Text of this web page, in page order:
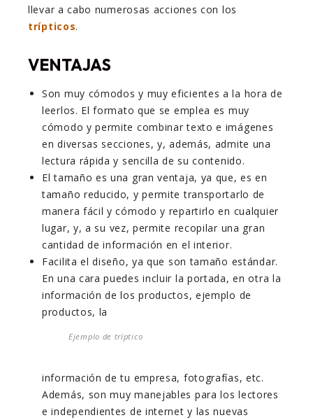
llevar a cabo numerosas acciones con los
trípticos.
VENTAJAS
Son muy cómodos y muy eficientes a la hora de
leerlos. El formato que se emplea es muy
cómodo y permite combinar texto e imágenes
en diversas secciones, y, además, admite una
lectura rápida y sencilla de su contenido.
El tamaño es una gran ventaja, ya que, es en
tamaño reducido, y permite transportarlo de
manera fácil y cómodo y repartirlo en cualquier
lugar, y, a su vez, permite recopilar una gran
cantidad de información en el interior.
Facilita el diseño, ya que son tamaño estándar.
En una cara puedes incluir la portada, en otra la
información de los productos, ejemplo de
productos, la
Ejemplo de tríptico
información de tu empresa, fotografías, etc.
Además, son muy manejables para los lectores
e independientes de internet y las nuevas